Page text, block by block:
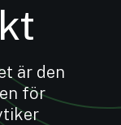
är den
för